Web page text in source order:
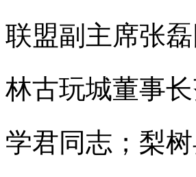
联盟副主席张
林古玩城董事
学君同志；梨